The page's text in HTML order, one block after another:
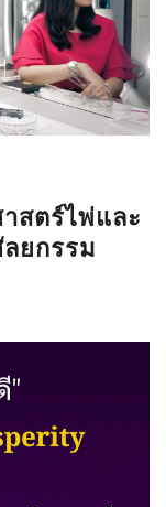
สตร์ไพ่และ
ยกรรม